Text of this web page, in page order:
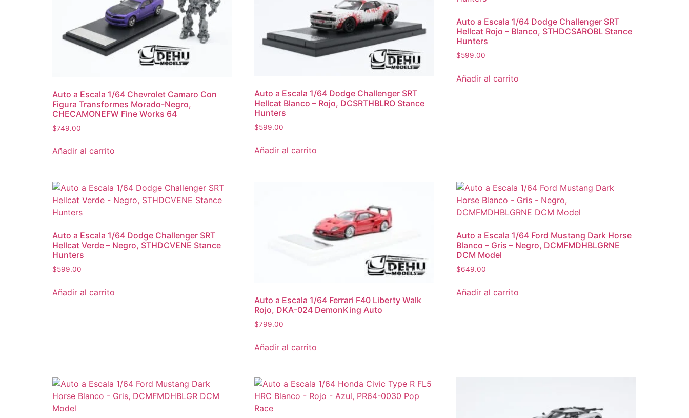
Auto a Escala 1/64 Chevrolet Camaro Con
Figura Transformes Morado-Negro,
CHECAMONEFW Fine Works 64
$749.00
Añadir al carrito
Auto a Escala 1/64 Dodge Challenger SRT
Hellcat Blanco – Rojo, DCSRTHBLRO Stance
Hunters
$599.00
Añadir al carrito
Auto a Escala 1/64 Dodge Challenger SRT
Hellcat Rojo – Blanco, STHDCSAROBL Stance
Hunters
$599.00
Añadir al carrito
Auto a Escala 1/64 Dodge Challenger SRT
Hellcat Verde – Negro, STHDCVENE Stance
Hunters
$599.00
Añadir al carrito
Auto a Escala 1/64 Ferrari F40 Liberty Walk
Rojo, DKA-024 DemonKing Auto
$799.00
Añadir al carrito
Auto a Escala 1/64 Ford Mustang Dark Horse
Blanco – Gris – Negro, DCMFMDHBLGRNE
DCM Model
$649.00
Añadir al carrito